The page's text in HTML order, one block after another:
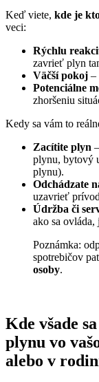
Keď viete, kde je
veci:
Rýchlu
zavrieť plyn
Väčší pokoj –
Potenciálne
zhoršeniu
Kedy sa vám to
Zacítite plyn
plynu, bytový
plynu).
Odchádzate
uzavrieť
Údržba či
ako sa ovláda,
Poznámka:
spotrebičov
osoby.
Kde všade
plynu vo
alebo v